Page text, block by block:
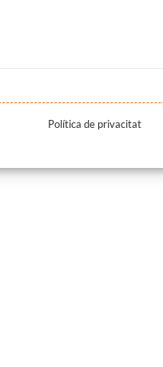
Política de privacitat